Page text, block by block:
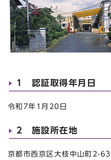
1 認証取得年月日
令和7年1月20日
2 施設所在地
京都市西京区大枝中山町2-63